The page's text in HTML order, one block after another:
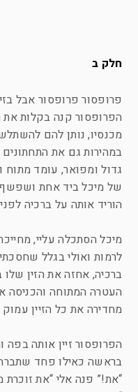
חלק ב
פרופסור פרופסור אבל
הפרופסור קנה בקלות
מכנסיו, נותן להם
במהירות גם את התחתונים
גדול ומפואר, עומד מתוח
של מיכל ביד אחת ושפשף
הוריד אותה על ברכיה
מיכל הסתכלה עליי,
לרמות ואולי בגלל
ברכיה, אחזה את הזין
העטרה המתוחה והכניסה
מחדירה את כל הזיין עמוק
הפרופסור זיין אותה בפה
בראשה כאילו פחד שתברח
“את!” פנה אלי “את זוכרת